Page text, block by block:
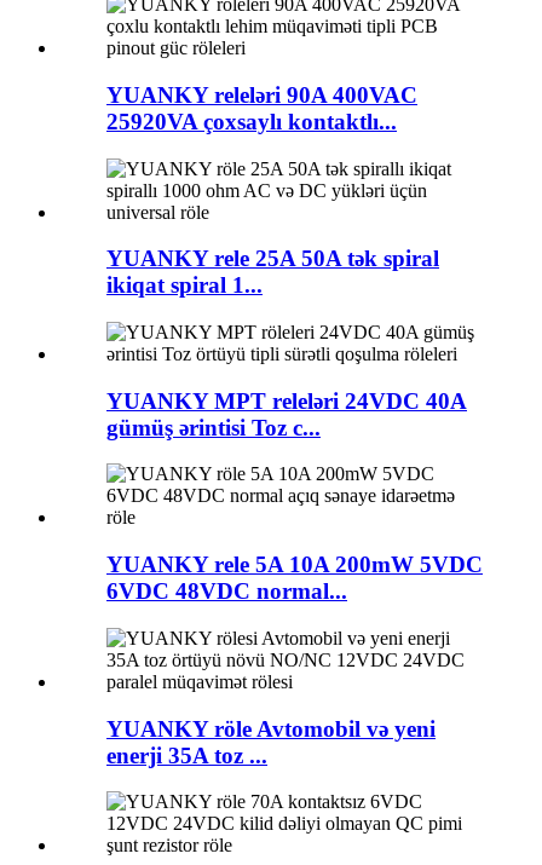
YUANKY releləri 90A 400VAC
25920VA çoxsaylı kontaktlı...
YUANKY rele 25A 50A tək spiral
ikiqat spiral 1...
YUANKY MPT releləri 24VDC 40A
gümüş ərintisi Toz c...
YUANKY rele 5A 10A 200mW 5VDC
6VDC 48VDC normal...
YUANKY röle Avtomobil və yeni
enerji 35A toz ...